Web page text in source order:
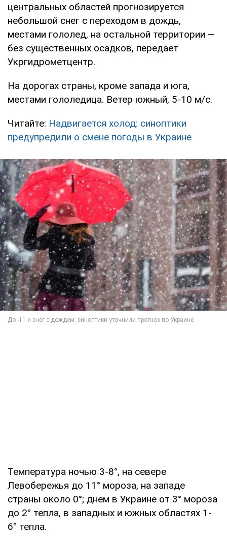
центральных областей прогнозируется
небольшой снег с переходом в дождь,
местами гололед, на остальной территории —
без существенных осадков, передает
Укргидрометцентр.
На дорогах страны, кроме запада и юга,
местами гололедица. Ветер южный, 5-10 м/с.
Читайте: Надвигается холод: синоптики
предупредили о смене погоды в Украине
Температура ночью 3-8°, на севере
Левобережья до 11° мороза, на западе
страны около 0°; днем в Украине от 3° мороза
до 2° тепла, в западных и южных областях 1-
6° тепла.